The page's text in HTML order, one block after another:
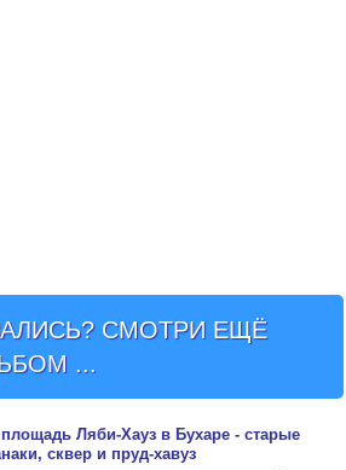
СМОТРИ ЕЩЁ
...
площадь Ляби-Хауз в Бухаре- старые
сквер и пруд-хавуз